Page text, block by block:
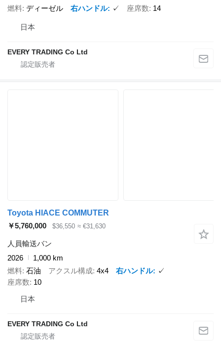
燃料 ディーゼル 右ハンドル ✓ 座席数 14
日本
EVERY TRADING Co Ltd
Toyota HIACE COMMUTER
￥5,760,000
$36,550 ≈ €31,630
人員輸送バン
2026
1,000 km
燃料 石油 アクスル構成 4x4 右ハンドル
✓
座席数 10
日本
EVERY TRADING Co Ltd